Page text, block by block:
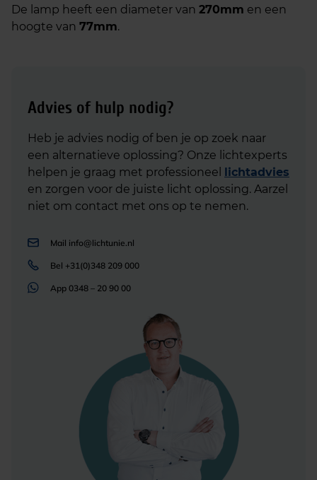
De lamp heeft een diameter van 270mm en een
hoogte van 77mm.
Advies of hulp nodig?
Heb je advies nodig of ben je op zoek naar
een alternatieve oplossing? Onze lichtexperts
helpen je graag met professioneel lichtadvies
en zorgen voor de juiste licht oplossing. Aarzel
niet om contact met ons op te nemen.
Mail info@lichtunie.nl
Bel +31(0)348 209 000
App 0348 – 20 90 00